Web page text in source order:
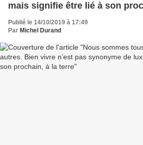
mais signifie être lié à son
Publié le 14/10/2019 à 17:49
Par Michel Durand